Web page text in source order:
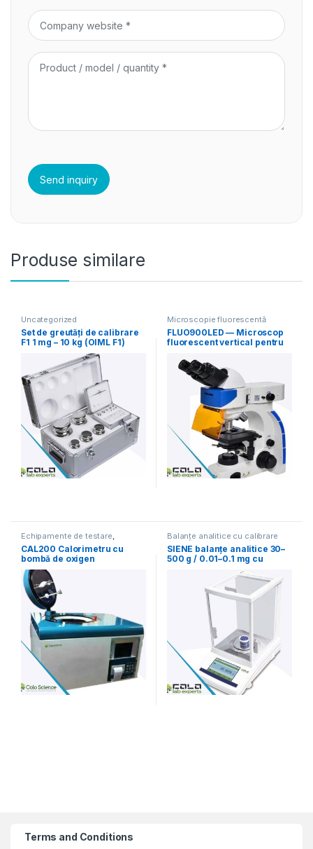
Produse similare
Uncategorized
Set de greutăți de calibrare
F1 1 mg – 10 kg (OIML F1)
Microscopie fluorescentă
verticală,Uncategorized
FLUO900LED — Microscop
fluorescent vertical pentru
Echipamente de testare
Uncategorized
CAL200 Calorimetru cu
bombă de oxigen
Balanțe analitice cu calibrare
internă Balanțe Micro\Semi-
Micro, Uncategorized
SIENE balanțe analitice 30–
500 g / 0.01–0.1 mg cu
Terms and Conditions